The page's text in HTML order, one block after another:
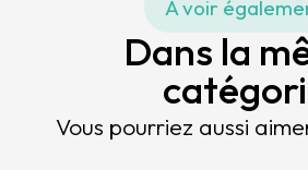
À voir
Dans la
Vous pourriez aussi